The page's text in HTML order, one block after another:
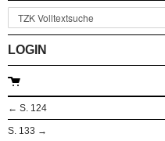
LOGIN
← S. 124
S. 133 →